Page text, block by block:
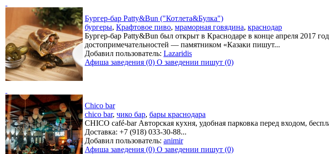
Бургер-бар Patty&Bun ("Котлета&Булка")
бургеры, Крафтовое пиво, мраморная говядина, краснодар
Бургер-бар Patty&Bun был открыт в Краснодаре в конце апреля 2017
достопримечательностей — памятником «Казаки пишут...
Добавил пользователь: Lazaridis
Афиша заведения (0) О заведении пишут (0)
Chico bar
chico bar, чико бар, бары краснодара
CHICO café-bar Авторская кухня, удобная парковка перед входом,
Доставка: +7 (918) 033-30-88...
Добавил пользователь: animir
Афиша заведения (0) О заведении пишут (0)